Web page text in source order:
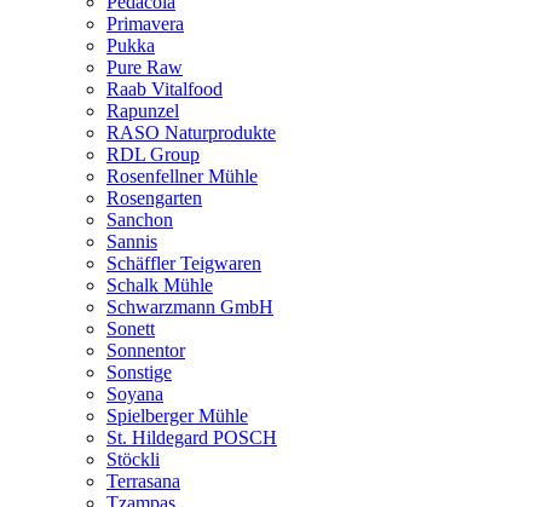
Primavera
Pukka
Pure Raw
Raab Vitalfood
Rapunzel
RASO Naturprodukte
RDL Group
Rosenfellner Mühle
Rosengarten
Sanchon
Sannis
Schäffler Teigwaren
Schalk Mühle
Schwarzmann GmbH
Sonett
Sonnentor
Sonstige
Soyana
Spielberger Mühle
St. Hildegard POSCH
Stöckli
Terrasana
Tzampas